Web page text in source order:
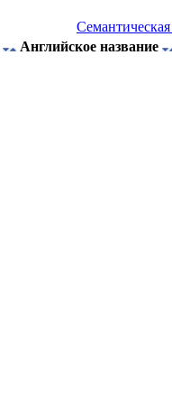
Английское название